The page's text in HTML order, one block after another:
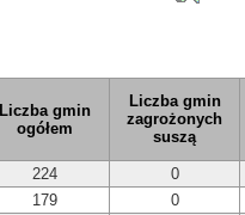
Liczba gmin
ogółem
Liczba gmin
zagrożonych
suszą
224
0
179
0